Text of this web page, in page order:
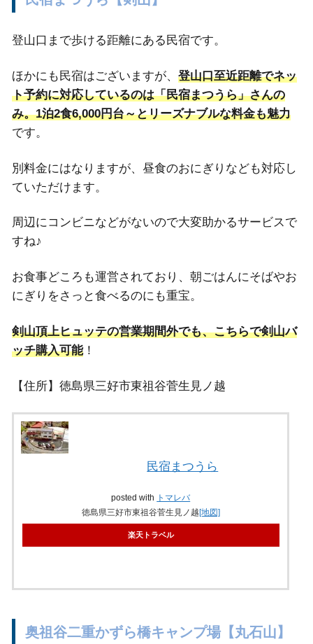
登山口まで歩ける距離にある民宿です。
ほかにも民宿はございますが、 登山口至近距離でネッ
ト予約に対応しているのは「民宿まつうら」さんの
み。1泊2食6,000円台～とリーズナブルな料金も魅力
です。
別料金にはなりますが、昼食のおにぎりなども対応し
ていただけます。
周辺にコンビニなどがないので大変助かるサービスで
すね♪
お食事どころも運営されており、朝ごはんにそばやお
にぎりをさっと食べるのにも重宝。
剣山頂上ヒュッテの営業期間外でも、こちらで剣山バ
ッチ購入可能！
【住所】徳島県三好市東祖谷菅生見ノ越
民宿まつうら
posted with トマレバ
徳島県三好市東祖谷菅生見ノ越 [地図]
楽天トラベル
奥祖谷二重かずら橋キャンプ場【丸石山】